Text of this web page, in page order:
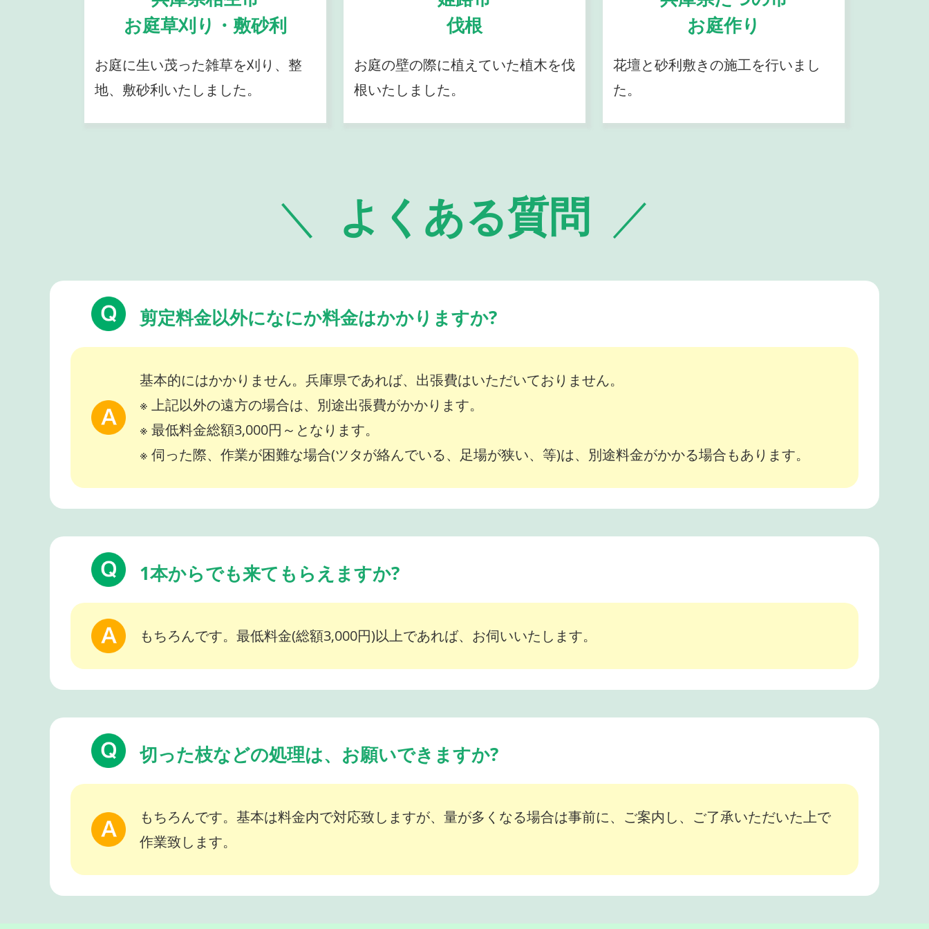
お庭草刈り・敷砂利
お庭に生い茂った雑草を刈り、整
地、敷砂利いたしました。
伐根
お庭の壁の際に植えていた植木を伐
根いたしました。
お庭作り
花壇と砂利敷きの施工を行いまし
た。
よくある質問
剪定料金以外になにか料金はかかりますか?
基本的にはかかりません。兵庫県であれば、出張費はいただいておりません。
※ 上記以外の遠方の場合は、別途出張費がかかります。
※ 最低料金総額3,000円～となります。
※ 伺った際、作業が困難な場合(ツタが絡んでいる、足場が狭い、等)は、別途料金がかかる場合もあります。
1本からでも来てもらえますか?
もちろんです。最低料金(総額3,000円)以上であれば、お伺いいたします。
切った枝などの処理は、お願いできますか?
もちろんです。基本は料金内で対応致しますが、量が多くなる場合は事前に、ご案内し、ご了承いただいた上で
作業致します。